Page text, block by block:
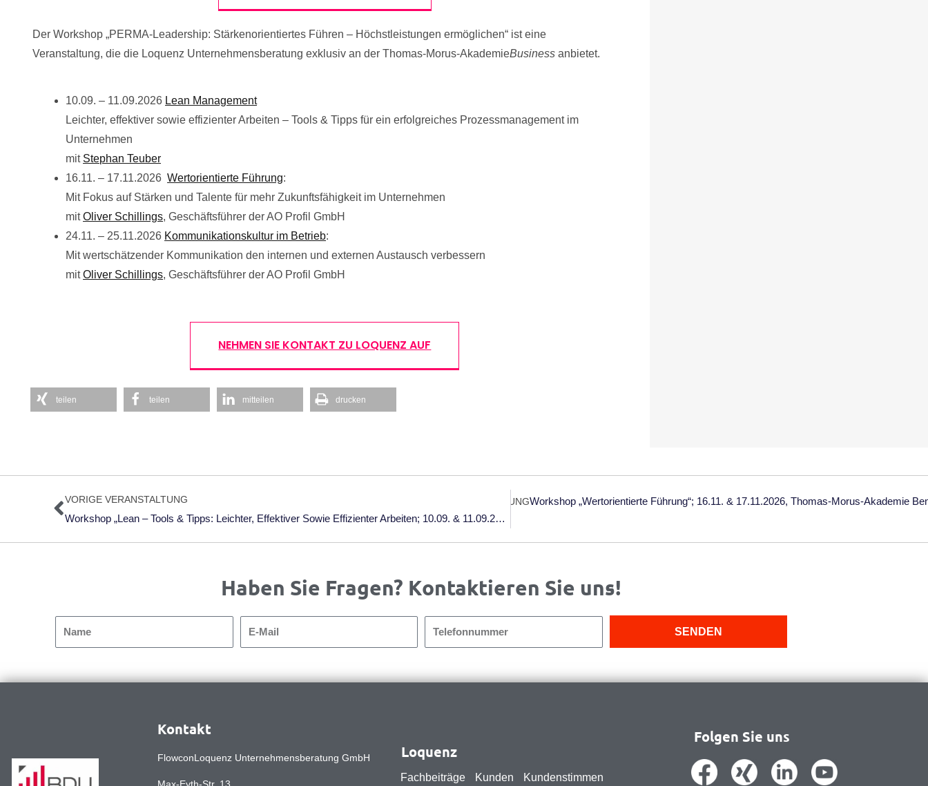
Der Workshop „PERMA-Leadership: Stärkenorientiertes Führen – Höchstleistungen ermöglichen“ ist eine
Veranstaltung, die die Loquenz Unternehmensberatung exklusiv an der Thomas-Morus-AkademieBusiness anbietet.
10.09. – 11.09.2026 Lean Management
Leichter, effektiver sowie effizienter Arbeiten – Tools & Tipps für ein erfolgreiches Prozessmanagement im
Unternehmen
mit Stephan Teuber
16.11. – 17.11.2026Wertorientierte Führung:
Mit Fokus auf Stärken und Talente für mehr Zukunftsfähigkeit im Unternehmen
mitOliver Schillings, Geschäftsführer der AO Profil GmbH
24.11. – 25.11.2026 Kommunikationskultur im Betrieb:
Mit wertschätzender Kommunikation den internen und externen Austausch verbessern
mitOliver Schillings, Geschäftsführer der AO Profil GmbH
NEHMEN SIE KONTAKT ZU LOQUENZ AUF
teilen teilen mitteilen drucken
Zurück
VORIGE VERANSTALTUNG
Workshop „Lean – Tools & Tipps: Leichter, Effektiver Sowie Effizienter Arbeiten; 10.09. & 11.09.2026; Thomas-Morus-Akademie Bensberg
NÄCHSTE VERANSTALTUNGWorkshop „Wertorientierte Führung“; 16.11. & 17.11.2026, Thomas-Morus-Akademie
Haben Sie Fragen? Kontaktieren Sie uns!
SENDEN
Kontakt
FlowconLoquenz Unternehmensberatung GmbH
Max-Eyth-Str. 13
Loquenz
Fachbeiträge Kunden Kundenstimmen
Folgen Sie uns